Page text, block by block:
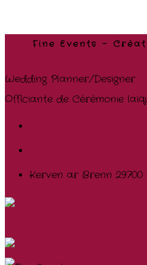
Fine Events –
Wedding Planner/Designer
Officiante de Cérémonie
Kerven ar Brenn 29700